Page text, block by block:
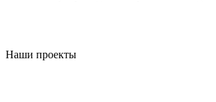
Наши проекты